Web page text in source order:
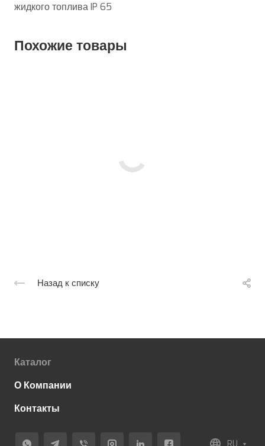
жидкого топлива IP 65
Похожие товары
Назад к списку
Каталог
О Компании
Контакты
RU